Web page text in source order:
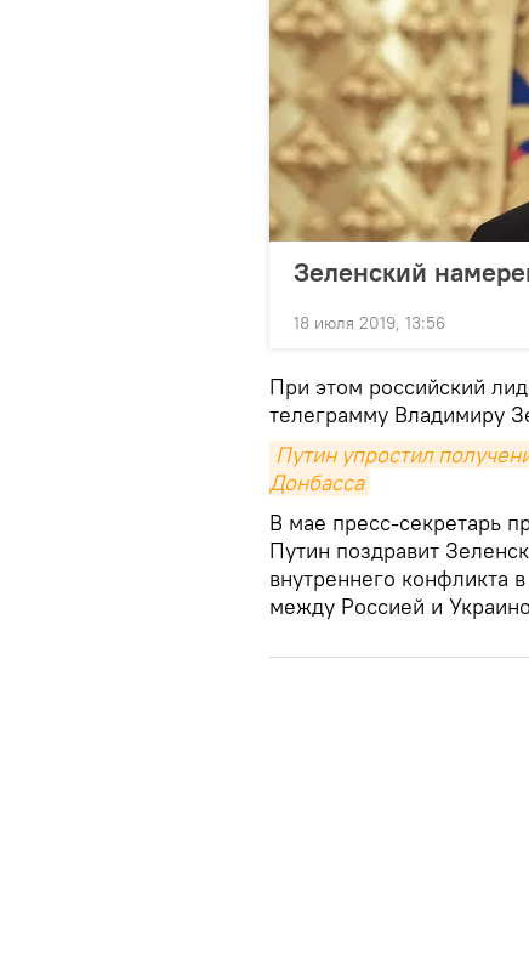
Зеленский
18 июля 2019, 13:56
При этом российский
телеграмму Владимиру
Путин упростил
Донбасса
В мае пресс-секретарь
Путин поздравит
внутреннего конфликта
между Россией и